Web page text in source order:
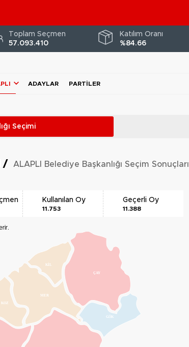
Toplam Seçmen
57.093.410
Katılım Oranı
%84.66
ADAYLAR PARTILER
Seçimi
/ ALAPLI Belediye Başkanlığı Seçim Sonuçları
Kullanılan Oy
11.753
Geçerli Oy
11.388
ÇAY
GÖK
KİL
MER
KOZ